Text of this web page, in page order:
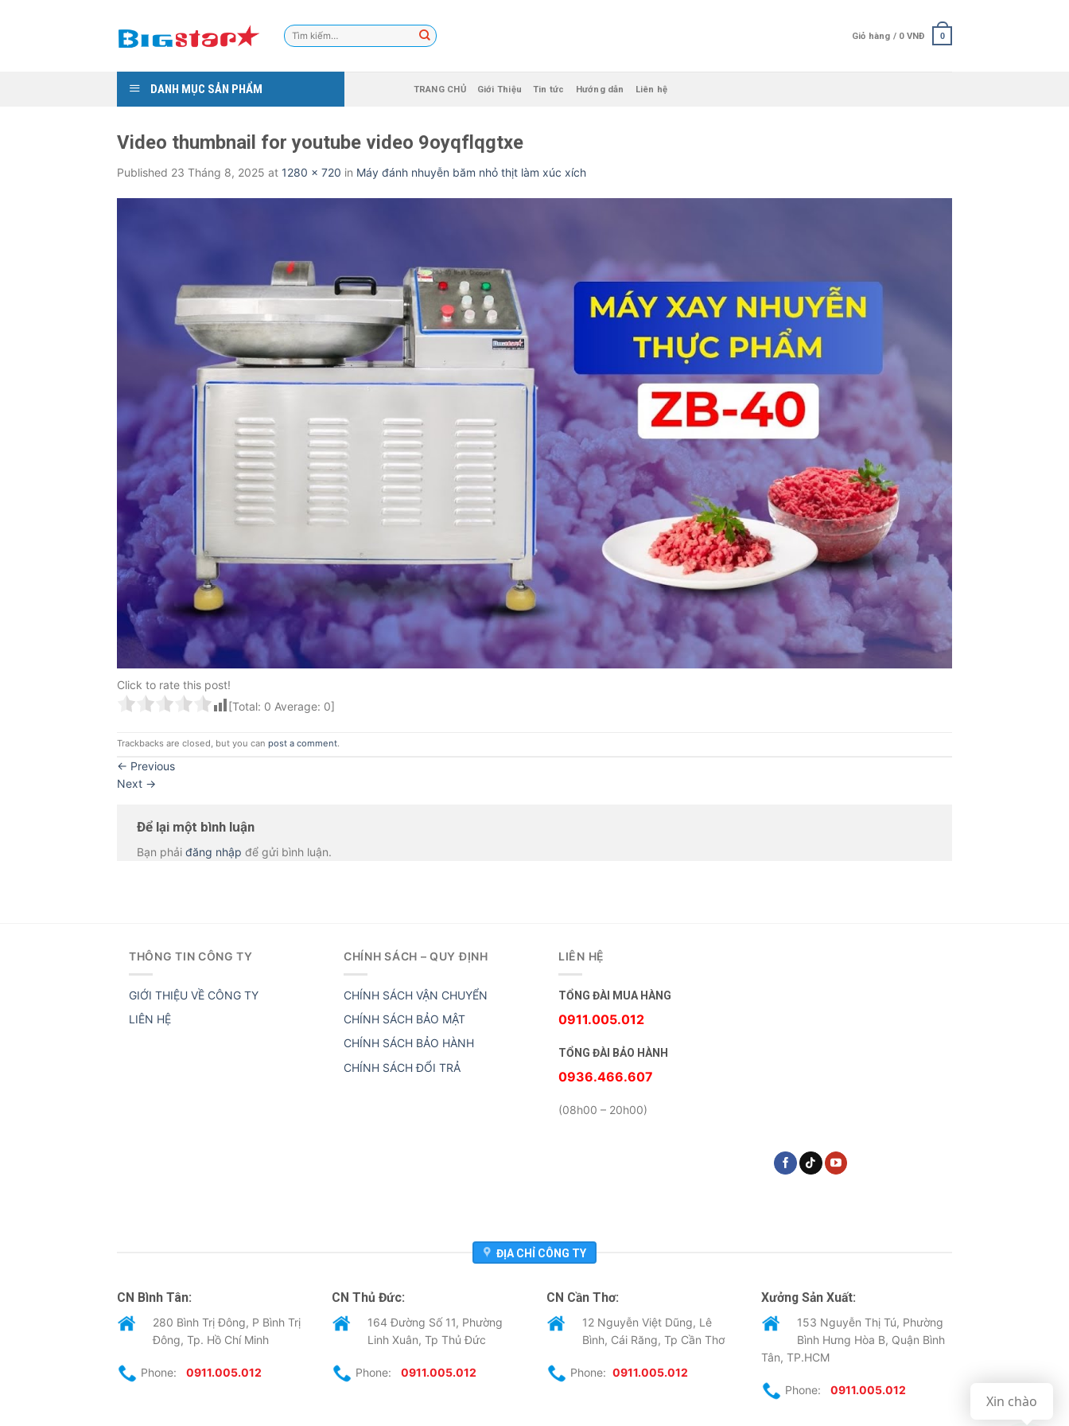
Tìm
kiếm:
Giỏ hàng / 0 VNĐ 0
DANH MỤC SẢN PHẨM TRANG CHỦ Giới Thiệu Tin tức Hướng dẫn Liên hệ
Video thumbnail for youtube video 9oyqflqgtxe
Published 23 Tháng 8, 2025 at 1280 × 720 in Máy đánh nhuyễn băm nhỏ thịt làm xúc xích
Click to rate this post!
[Total: 0 Average: 0]
Trackbacks are closed, but you can post a comment.
← Previous
Next →
Để lại một bình luận
Bạn phải đăng nhập để gửi bình luận.
THÔNG TIN CÔNG TY
GIỚI THIỆU VỀ CÔNG TY
LIÊN HỆ
CHÍNH SÁCH – QUY ĐỊNH
CHÍNH SÁCH VẬN CHUYỂN
CHÍNH SÁCH BẢO MẬT
CHÍNH SÁCH BẢO HÀNH
CHÍNH SÁCH ĐỔI TRẢ
LIÊN HỆ
TỔNG ĐÀI MUA HÀNG
0911.005.012
TỔNG ĐÀI BẢO HÀNH
0936.466.607
(08h00 – 20h00)
ĐỊA CHỈ CÔNG TY
CN Bình Tân:
280 Bình Trị Đông, P Bình Trị
Đông, Tp. Hồ Chí Minh
Phone: 0911.005.012
CN Thủ Đức:
164 Đường Số 11, Phường
Linh Xuân, Tp Thủ Đức
Phone: 0911.005.012
CN Cần Thơ:
12 Nguyễn Việt Dũng, Lê
Bình, Cái Răng, Tp Cần Thơ
Phone: 0911.005.012
Xưởng Sản Xuất:
153 Nguyễn Thị Tú, Phường
Bình Hưng Hòa B, Quận Bình
Tân, TP.HCM
Phone: 0911.005.012
Xin chào